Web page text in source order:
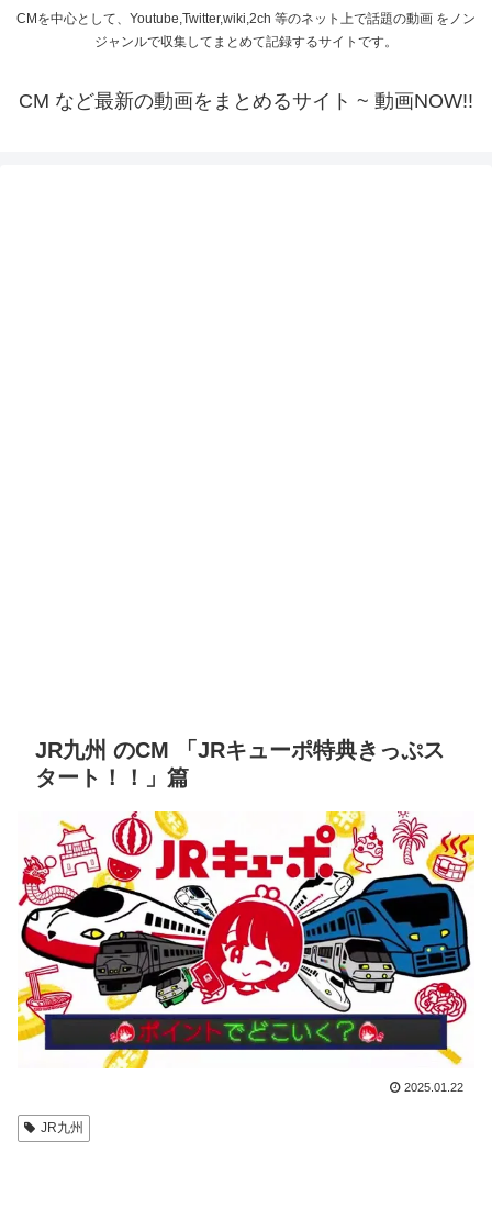
CMを中心として、Youtube,Twitter,wiki,2ch 等のネット上で話題の動画 をノン
ジャンルで収集してまとめて記録するサイトです。
CM など最新の動画をまとめるサイト ~ 動画NOW!!
JR九州 のCM 「JRキューポ特典きっぷス
タート！！」篇
2025.01.22
JR九州